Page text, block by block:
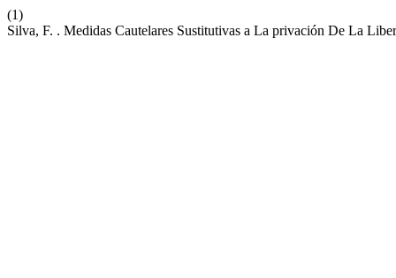
(1)
Silva, F. . Medidas Cautelares Sustitutivas a La privación De La